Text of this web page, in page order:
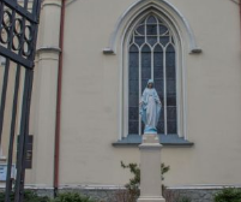
Dzień Pamięci
2018
2017
plebanii 2017
nowego